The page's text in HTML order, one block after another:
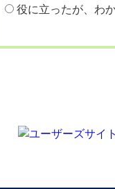
役に立ったが、わ